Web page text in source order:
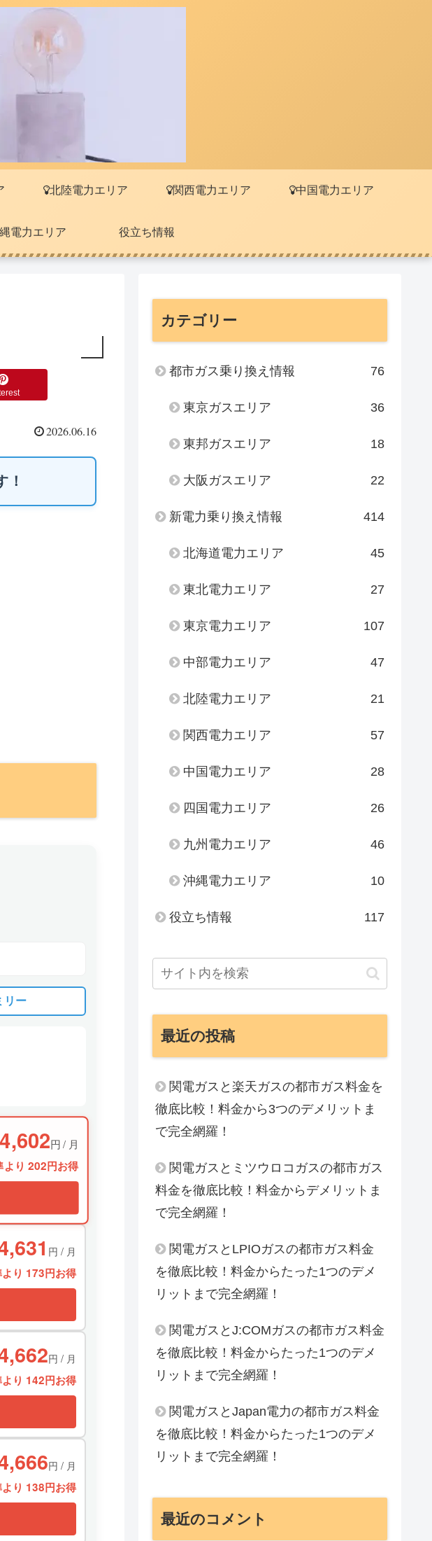
北陸電力エリア 関西電力エリア 中国電力エリア
電力エリア 役立ち情報
2026.06.16
！
リー
4,602円 / 月
より 202円お得
円 / 月
り 173円お得
円 / 月
り 142円お得
円 / 月
り 138円お得
カテゴリー
都市ガス乗り換え情報 76
東京ガスエリア 36
東邦ガスエリア 18
大阪ガスエリア 22
新電力乗り換え情報 414
北海道電力エリア 45
東北電力エリア 27
東京電力エリア 107
中部電力エリア 47
北陸電力エリア 21
関西電力エリア 57
中国電力エリア 28
四国電力エリア 26
九州電力エリア 46
沖縄電力エリア 10
役立ち情報 117
最近の投稿
関電ガスと楽天ガスの都市ガス料金を
徹底比較！料金から3つのデメリットま
で完全網羅！
関電ガスとミツウロコガスの都市ガス
料金を徹底比較！料金からデメリットま
で完全網羅！
関電ガスとLPIOガスの都市ガス料金
を徹底比較！料金からたった1つのデメ
リットまで完全網羅！
関電ガスとJ:COMガスの都市ガス料金
を徹底比較！料金からたった1つのデメ
リットまで完全網羅！
関電ガスとJapan電力の都市ガス料金
を徹底比較！料金からたった1つのデメ
リットまで完全網羅！
最近のコメント